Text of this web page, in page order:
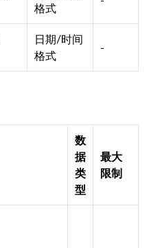
格式
日期/时间
格式
-
数
据
类
型
最大
限制